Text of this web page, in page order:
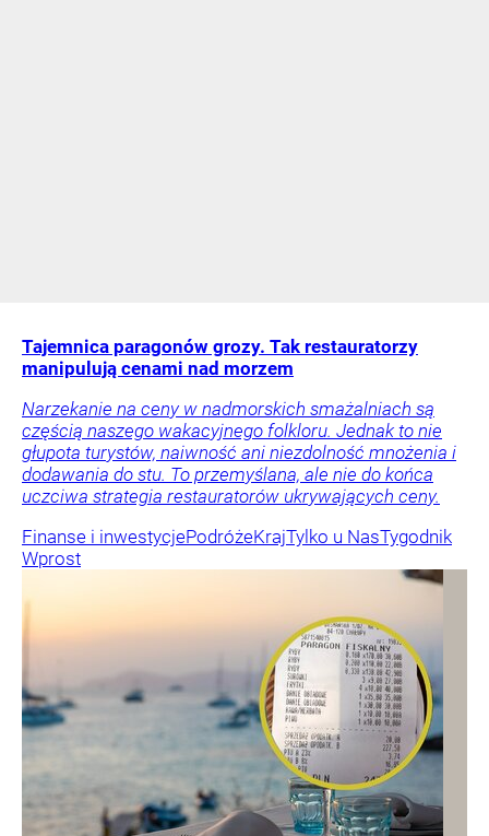
Tajemnica paragonów grozy. Tak restauratorzy
manipulują cenami nad morzem
Narzekanie na ceny w nadmorskich smażalniach są
częścią naszego wakacyjnego folkloru. Jednak to nie
głupota turystów, naiwność ani niezdolność mnożenia i
dodawania do stu. To przemyślana, ale nie do końca
uczciwa strategia restauratorów ukrywających ceny.
Finanse i inwestycjePodróżeKrajTylko u NasTygodnik
Wprost